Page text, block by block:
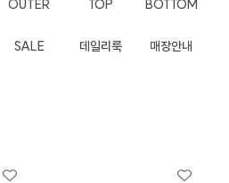
OUTER TOP BOTTOM
SALE 데일리룩 매장안내